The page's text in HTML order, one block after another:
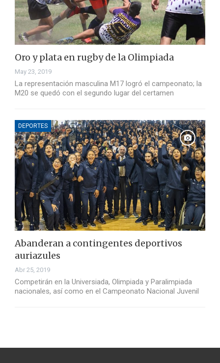
Oro y plata en rugby de la Olimpiada
May 23, 2019
La representación masculina M17 logró el campeonato; la
M20 se quedó con el segundo lugar del certamen
DEPORTES
Abanderan a contingentes deportivos
auriazules
Abr 25, 2019
Competirán en la Universiada, Olimpiada y Paralimpiada
nacionales, así como en el Campeonato Nacional Juvenil